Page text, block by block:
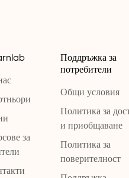
за
Поддръжка за
потребители
Общи условия
Политика за
и приобщаване
Политика за
поверителност